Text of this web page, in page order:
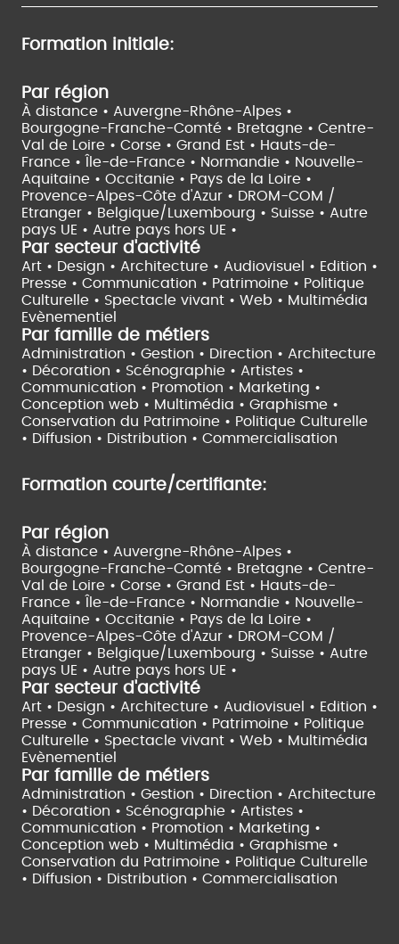
Formation initiale:
Par région
À distance • Auvergne-Rhône-Alpes •
Bourgogne-Franche-Comté • Bretagne • Centre-
Val de Loire • Corse • Grand Est • Hauts-de-
France •
Île-de-France • Normandie • Nouvelle-
Aquitaine • Occitanie • Pays de la Loire •
Provence-Alpes-Côte d'Azur • DROM-COM /
Etranger • Belgique/Luxembourg • Suisse • Autre
pays UE • Autre pays hors UE •
Par secteur d'activité
Art • Design • Architecture • Audiovisuel • Edition •
Presse • Communication • Patrimoine • Politique
Culturelle • Spectacle vivant • Web • Multimédia
Evènementiel
Par famille de métiers
Administration • Gestion • Direction • Architecture
• Décoration • Scénographie • Artistes •
Communication • Promotion • Marketing •
Conception web • Multimédia • Graphisme •
Conservation du Patrimoine • Politique Culturelle
• Diffusion • Distribution • Commercialisation
Formation courte/certifiante:
Par région
À distance • Auvergne-Rhône-Alpes •
Bourgogne-Franche-Comté • Bretagne • Centre-
Val de Loire • Corse • Grand Est • Hauts-de-
France •
Île-de-France • Normandie • Nouvelle-
Aquitaine • Occitanie • Pays de la Loire •
Provence-Alpes-Côte d'Azur • DROM-COM /
Etranger • Belgique/Luxembourg • Suisse • Autre
pays UE • Autre pays hors UE •
Par secteur d'activité
Art • Design • Architecture • Audiovisuel • Edition •
Presse • Communication • Patrimoine • Politique
Culturelle • Spectacle vivant • Web • Multimédia
Evènementiel
Par famille de métiers
Administration • Gestion • Direction • Architecture
• Décoration • Scénographie • Artistes •
Communication • Promotion • Marketing •
Conception web • Multimédia • Graphisme •
Conservation du Patrimoine • Politique Culturelle
• Diffusion • Distribution • Commercialisation